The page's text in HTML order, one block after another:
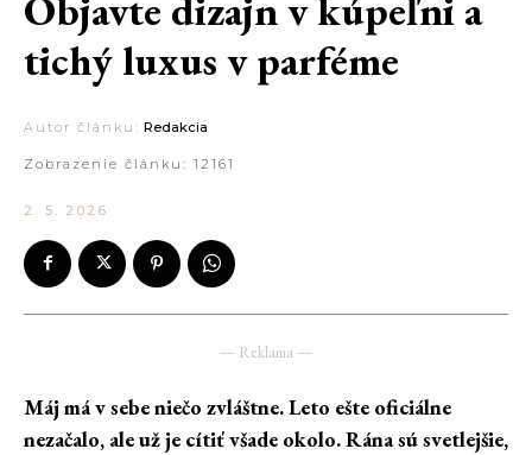
tichý luxus v parféme
Autor článku: Redakcia
Zobrazenie článku: 12161
2. 5. 2026
― Reklama ―
Máj má v sebe niečo zvláštne. Leto ešte oficiálne
nezačalo, ale už je cítiť všade okolo. Rána sú svetlejšie,